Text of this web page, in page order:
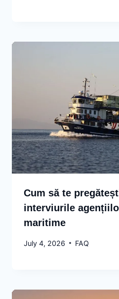
Cum să te
interviurile
maritime
July 4, 2026 FAQ